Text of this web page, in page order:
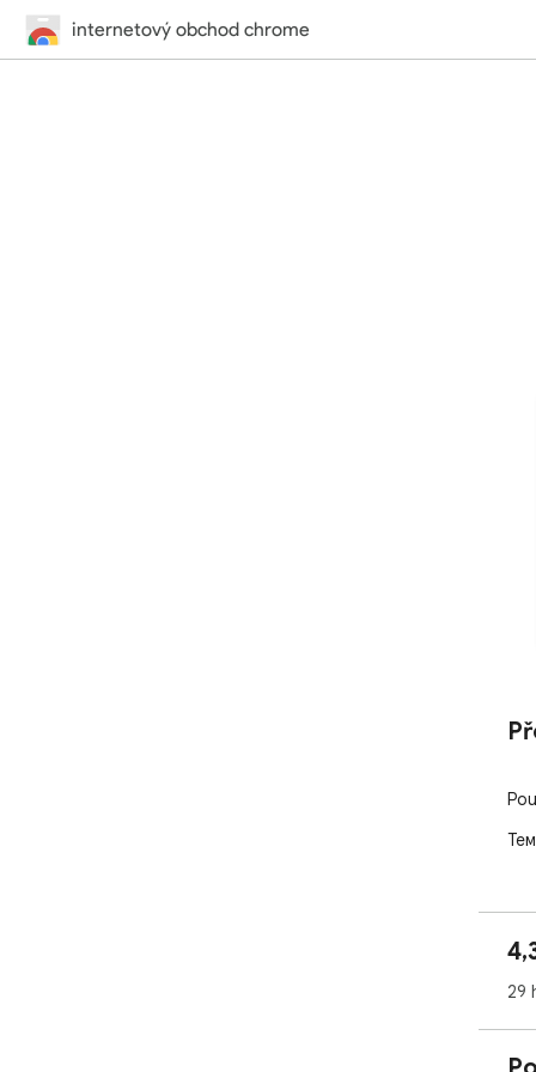
internetový obchod chrome
29